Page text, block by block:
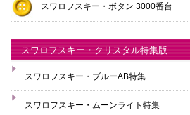
スワロフスキー・ボタン 3000番台
スワロフスキー・クリスタル特集版
スワロフスキー・ブルーAB特集
スワロフスキー・ムーンライト特集